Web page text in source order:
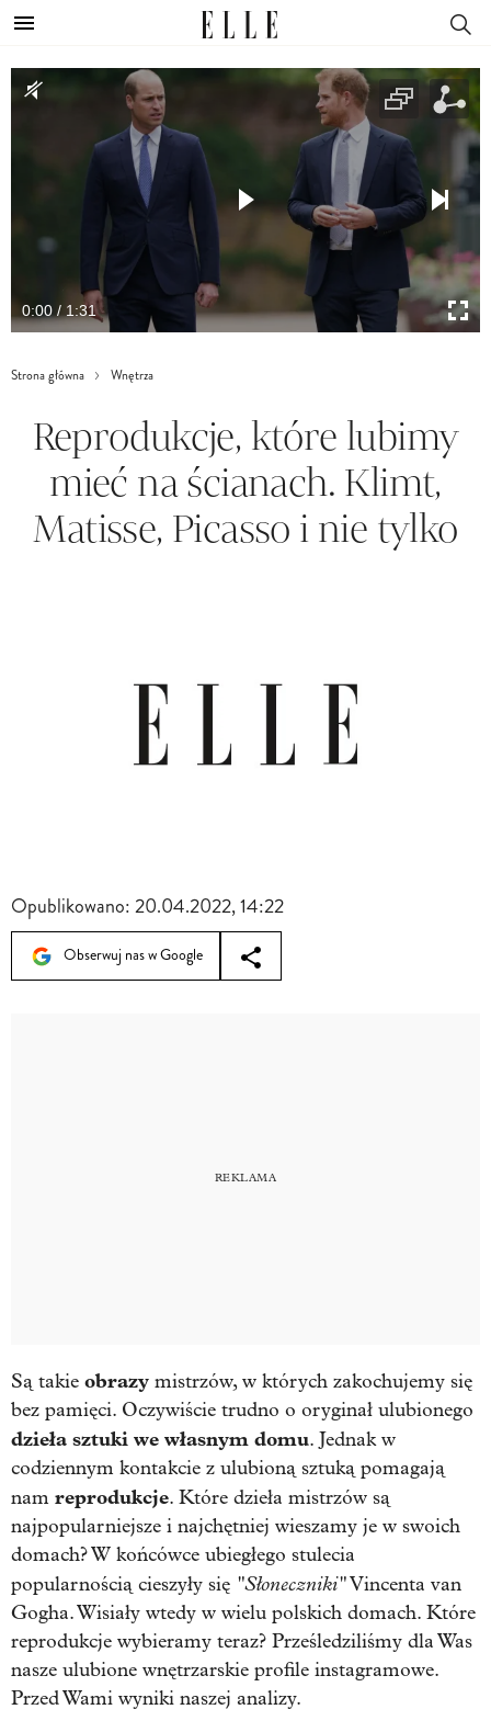
0:00 / 1:31
Strona główna Wnętrza
Reprodukcje, które lubimy
mieć na ścianach. Klimt,
Matisse, Picasso i nie tylko
Opublikowano:20.04.2022, 14:22
Obserwuj nas w Google
Są takie obrazy mistrzów, w których zakochujemy się
bez pamięci. Oczywiście trudno o oryginał ulubionego
dzieła sztuki we własnym domu. Jednak w
codziennym kontakcie z ulubioną sztuką pomagają
nam reprodukcje. Które dzieła mistrzów są
najpopularniejsze i najchętniej wieszamy je w swoich
domach? W końcówce ubiegłego stulecia
popularnością cieszyły się "Słoneczniki"Vincenta van
Gogha. Wisiały wtedy w wielu polskich domach. Które
reprodukcje wybieramy teraz? Prześledziliśmy dla Was
nasze ulubione wnętrzarskie profile instagramowe.
Przed Wami wyniki naszej analizy.